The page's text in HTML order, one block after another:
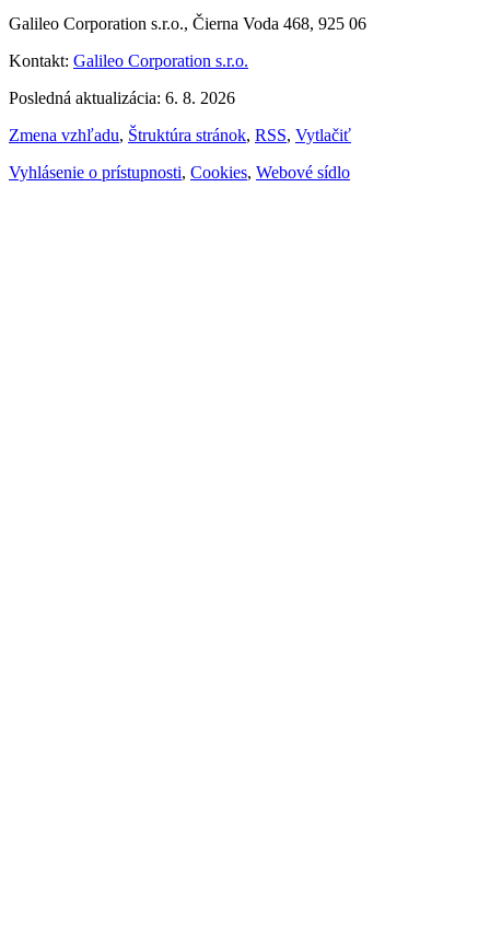
Galileo Corporation s.r.o., Čierna Voda 468, 925 06
Kontakt: Galileo Corporation s.r.o.
Posledná aktualizácia: 6. 8. 2026
Zmena vzhľadu, Štruktúra stránok, RSS, Vytlačiť
Vyhlásenie o prístupnosti, Cookies, Webové sídlo